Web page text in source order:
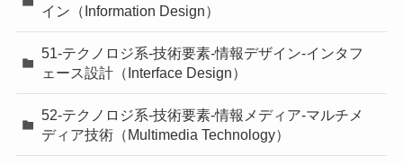
イン（Information Design）
51-テクノロジ系-技術要素-情報デザイン-インタフ
ェース設計（Interface Design）
52-テクノロジ系-技術要素-情報メディア-マルチメ
ディア技術（Multimedia Technology）